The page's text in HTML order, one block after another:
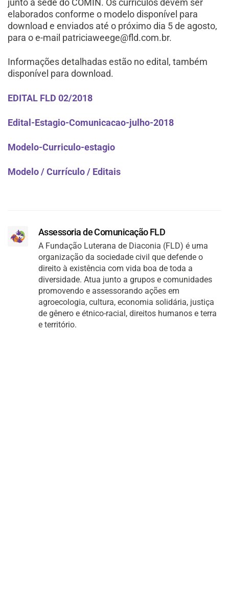
elaborados conforme o modelo disponível para
download e enviados até o próximo dia 5 de agosto,
para o e-mail patriciaweege@fld.com.br.
Informações detalhadas estão no edital, também
disponível para download.
EDITAL FLD 02/2018
Edital-Estagio-Comunicacao-julho-2018
Modelo-Curriculo-estagio
Modelo / Currículo / Editais
Assessoria de Comunicação FLD
A Fundação Luterana de Diaconia (FLD) é uma
organização da sociedade civil que defende o
direito à existência com vida boa de toda a
diversidade. Atua junto a grupos e comunidades
promovendo e assessorando ações em
agroecologia, cultura, economia solidária, justiça
de gênero e étnico-racial, direitos humanos e terra
e território.